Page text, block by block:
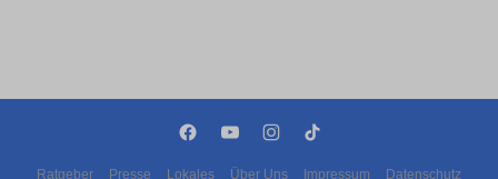
Ratgeber Presse Lokales Über Uns Impressum Datenschutz